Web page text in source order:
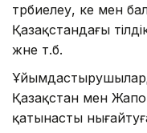
тәрбиелеу, әке мен
Қазақстандағы
және т.б.
Қазақстан мен
қатынасты